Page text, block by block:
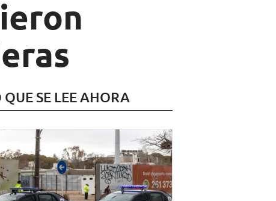
QUE SE LEE AHORA